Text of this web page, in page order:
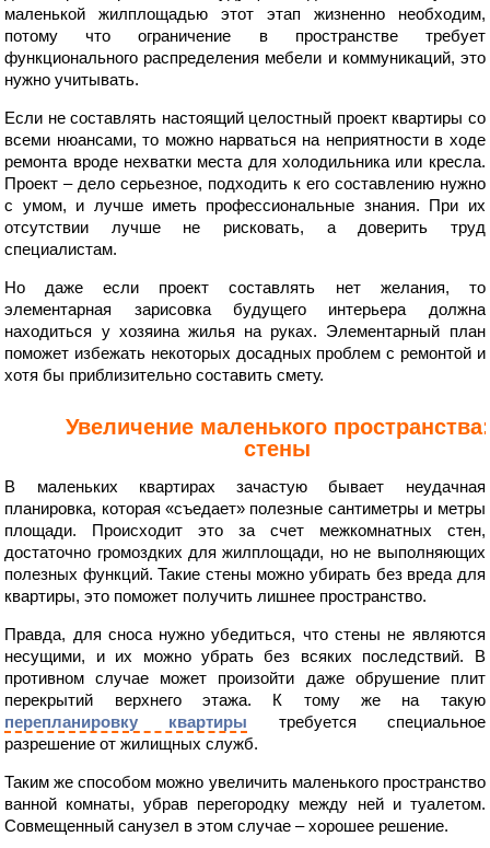
маленькой жилплощадью этот этап жизненно необходим,
потому что ограничение в пространстве требует
функционального распределения мебели и коммуникаций, это
нужно учитывать.
Если не составлять настоящий целостный проект квартиры со
всеми нюансами, то можно нарваться на неприятности в ходе
ремонта вроде нехватки места для холодильника или кресла.
Проект – дело серьезное, подходить к его составлению нужно
с умом, и лучше иметь профессиональные знания. При их
отсутствии лучше не рисковать, а доверить труд
специалистам.
Но даже если проект составлять нет желания, то
элементарная зарисовка будущего интерьера должна
находиться у хозяина жилья на руках. Элементарный план
поможет избежать некоторых досадных проблем с ремонтой и
хотя бы приблизительно составить смету.
Увеличение маленького пространства:
стены
В маленьких квартирах зачастую бывает неудачная
планировка, которая «съедает» полезные сантиметры и метры
площади. Происходит это за счет межкомнатных стен,
достаточно громоздких для жилплощади, но не выполняющих
полезных функций. Такие стены можно убирать без вреда для
квартиры, это поможет получить лишнее пространство.
Правда, для сноса нужно убедиться, что стены не являются
несущими, и их можно убрать без всяких последствий. В
противном случае может произойти даже обрушение плит
перекрытий верхнего этажа. К тому же на такую
перепланировку квартиры требуется специальное
разрешение от жилищных служб.
Таким же способом можно увеличить маленького пространство
ванной комнаты, убрав перегородку между ней и туалетом.
Совмещенный санузел в этом случае – хорошее решение.